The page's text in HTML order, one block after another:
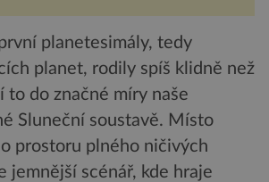
planetesimály, tedy
planet, rodily spíš klidně než
to do značné míry naše
Sluneční soustavě. Místo
prostoru plného ničivých
jemnější scénář, kde hraje